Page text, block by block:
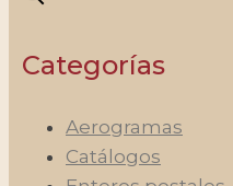
Categorías
Aerogramas
Catálogos